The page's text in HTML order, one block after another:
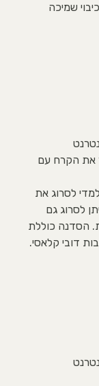
שמיכה
את הקרח עם
לסרוג את
לסרוג גם
הסדנה כוללת
דובי קלאסי.